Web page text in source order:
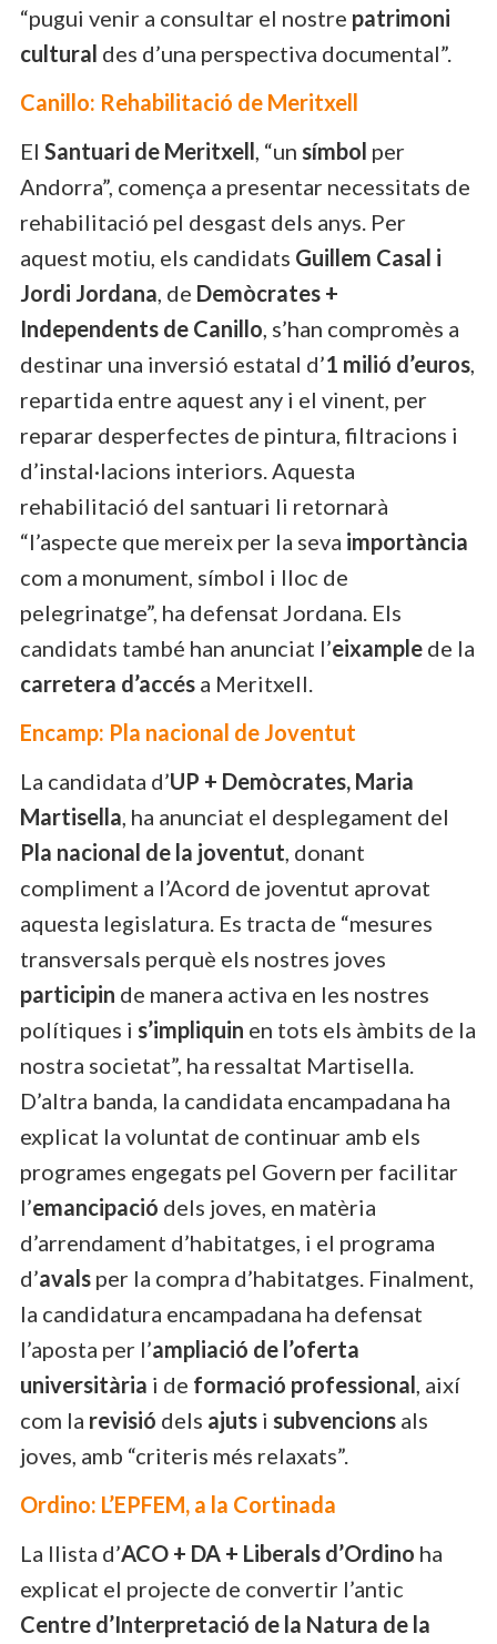
“pugui venir a consultar el nostre patrimoni
cultural des d’una perspectiva documental”.
Canillo: Rehabilitació de Meritxell
El Santuari de Meritxell, “un símbol per
Andorra”, comença a presentar necessitats de
rehabilitació pel desgast dels anys. Per
aquest motiu, els candidats Guillem Casal i
Jordi Jordana, de Demòcrates +
Independents de Canillo, s’han compromès a
destinar una inversió estatal d’1 milió d’euros,
repartida entre aquest any i el vinent, per
reparar desperfectes de pintura, filtracions i
d’instal·lacions interiors. Aquesta
rehabilitació del santuari li retornarà
“l’aspecte que mereix per la seva importància
com a monument, símbol i lloc de
pelegrinatge”, ha defensat Jordana. Els
candidats també han anunciat l’eixample de la
carretera d’accés a Meritxell.
Encamp: Pla nacional de Joventut
La candidata d’UP + Demòcrates, Maria
Martisella, ha anunciat el desplegament del
Pla nacional de la joventut, donant
compliment a l’Acord de joventut aprovat
aquesta legislatura. Es tracta de “mesures
transversals perquè els nostres joves
participin de manera activa en les nostres
polítiques i s’impliquin en tots els àmbits de la
nostra societat”, ha ressaltat Martisella.
D’altra banda, la candidata encampadana ha
explicat la voluntat de continuar amb els
programes engegats pel Govern per facilitar
l’emancipació dels joves, en matèria
d’arrendament d’habitatges, i el programa
d’avals per la compra d’habitatges. Finalment,
la candidatura encampadana ha defensat
l’aposta per l’ampliació de l’oferta
universitària i de formació professional, així
com la revisió dels ajuts i subvencions als
joves, amb “criteris més relaxats”.
Ordino: L’EPFEM, a la Cortinada
La llista d’ACO + DA + Liberals d’Ordino ha
explicat el projecte de convertir l’antic
Centre d’Interpretació de la Natura de la